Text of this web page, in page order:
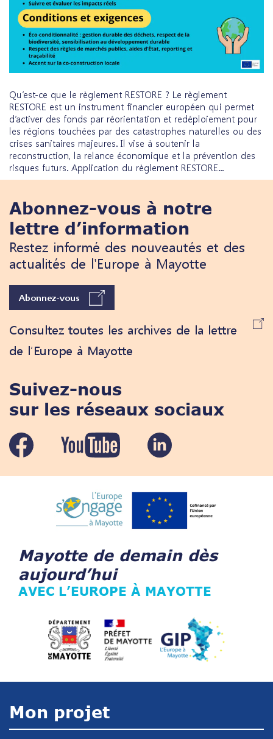
Qu’est-ce que le règlement RESTORE ? Le règlement
RESTORE est un instrument financier européen qui permet
d’activer des fonds par réorientation et redéploiement pour
les régions touchées par des catastrophes naturelles ou des
crises sanitaires majeures. Il vise à soutenir la
reconstruction, la relance économique et la prévention des
risques futurs. Application du règlement RESTORE...
Abonnez-vous à notre
lettre d’information
Restez informé des nouveautés et des
actualités de l'Europe à Mayotte
Abonnez-vous
Consultez toutes les archives de la lettre
de l’Europe à Mayotte
Suivez-nous
sur les réseaux sociaux
Mayotte de demain dès
aujourd’hui
AVEC L’EUROPE À MAYOTTE
Mon projet